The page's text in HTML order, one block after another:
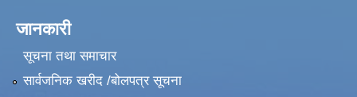
जानकारी
सूचना तथा समाचार
सार्वजनिक खरीद /बोलपत्र सूचना